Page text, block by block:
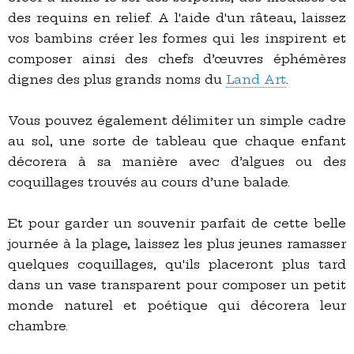
des requins en relief. A l'aide d'un râteau, laissez
vos bambins créer les formes qui les inspirent et
composer ainsi des chefs d’œuvres éphémères
dignes des plus grands noms du Land Art.
Vous pouvez également délimiter un simple cadre
au sol, une sorte de tableau que chaque enfant
décorera à sa manière avec d’algues ou des
coquillages trouvés au cours d’une balade.
Et pour garder un souvenir parfait de cette belle
journée à la plage, laissez les plus jeunes ramasser
quelques coquillages, qu'ils placeront plus tard
dans un vase transparent pour composer un petit
monde naturel et poétique qui décorera leur
chambre.